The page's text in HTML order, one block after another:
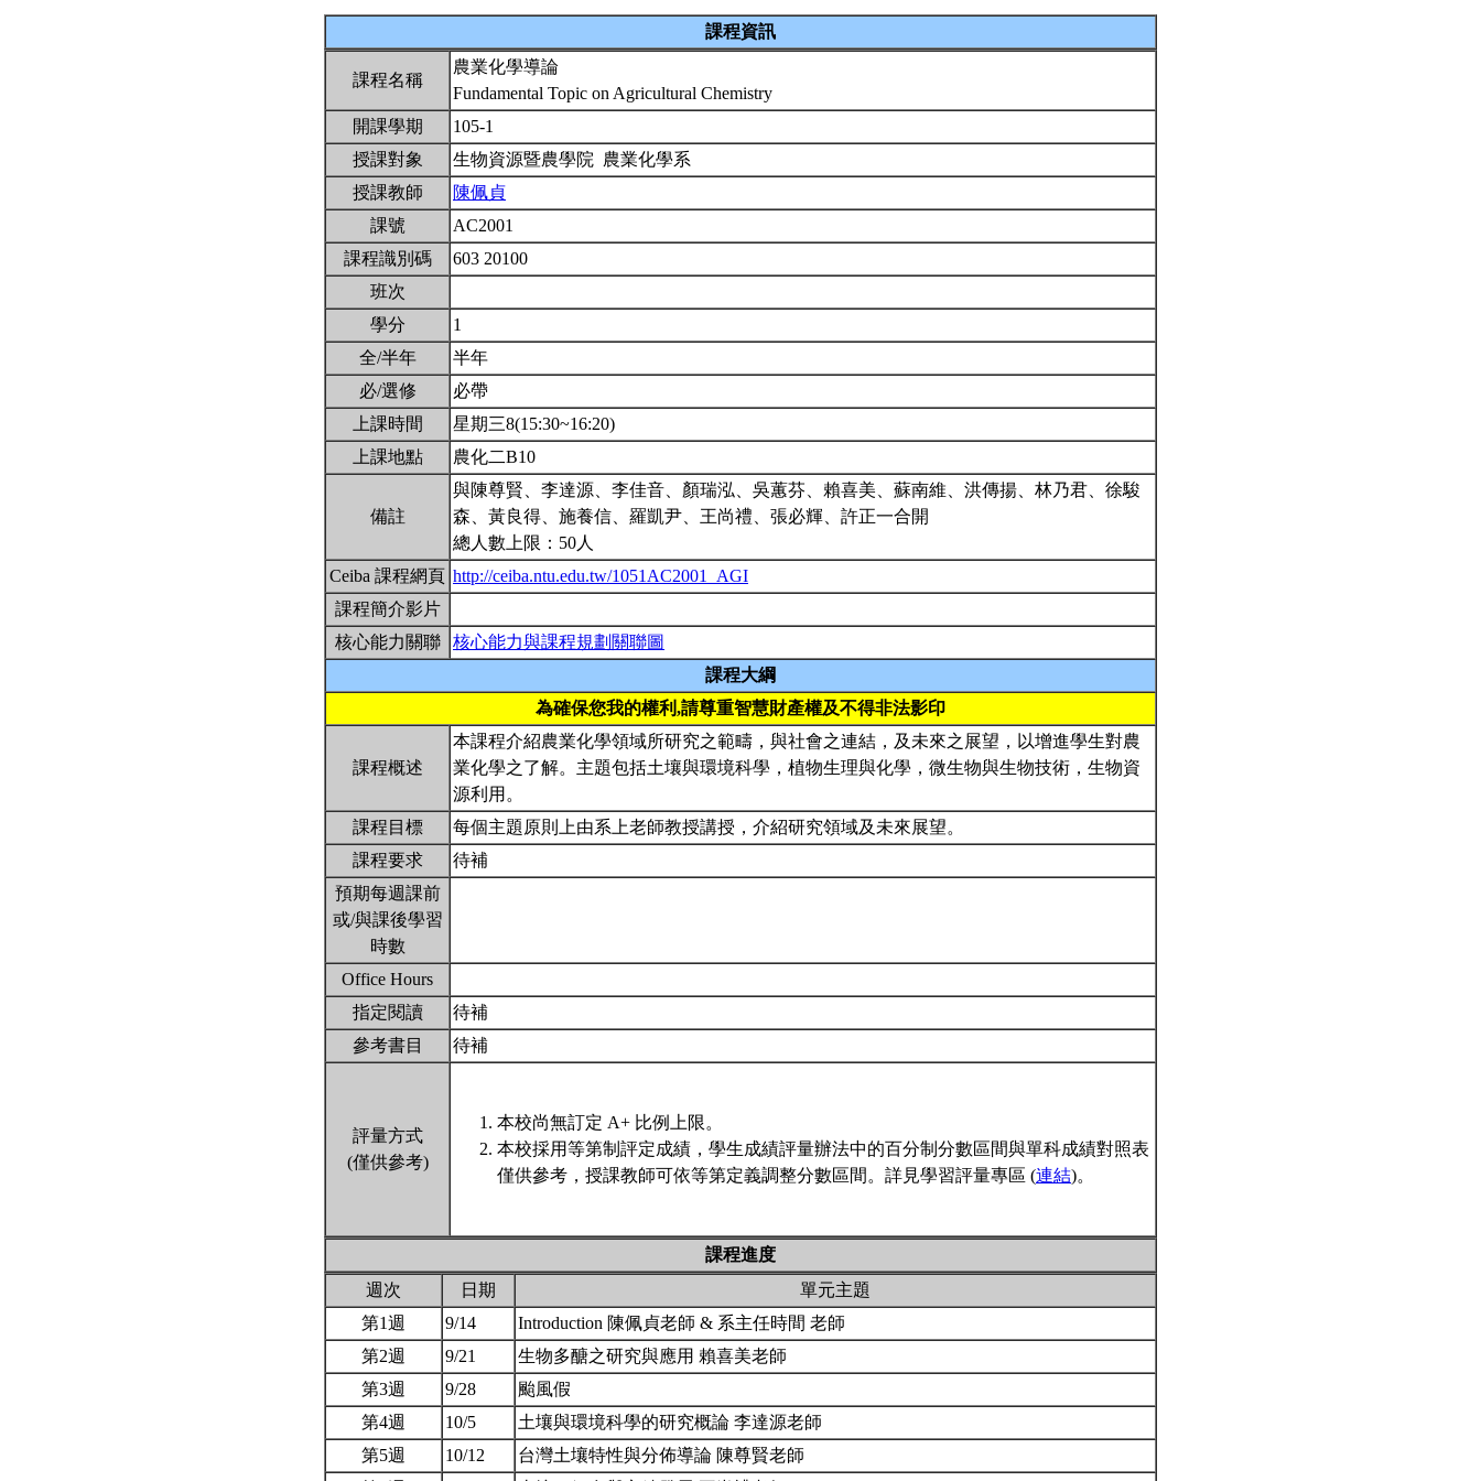
課程資訊
課程名稱
農業化學導論
Fundamental Topic on Agricultural Chemistry
開課學期
105-1
授課對象
生物資源暨農學院 農業化學系
授課教師
陳佩貞
課號
AC2001
課程識別碼
603 20100
班次
學分
1
全/半年
半年
必/選修
必帶
上課時間
星期三8(15:30~16:20)
上課地點
農化二B10
備註
與陳尊賢、李達源、李佳音、顏瑞泓、吳蕙芬、賴喜美、蘇南維、洪傳揚、林乃君、徐駿
森、黃良得、施養信、羅凱尹、王尚禮、張必輝、許正一合開
總人數上限：50人
Ceiba 課程網頁 http://ceiba.ntu.edu.tw/1051AC2001_AGI
課程簡介影片
核心能力關聯
核心能力與課程規劃關聯圖
課程大綱
為確保您我的權利,請尊重智慧財產權及不得非法影印
課程概述
本課程介紹農業化學領域所研究之範疇，與社會之連結，及未來之展望，以增進學生對農
業化學之了解。主題包括土壤與環境科學，植物生理與化學，微生物與生物技術，生物資
源利用。
課程目標
每個主題原則上由系上老師教授講授，介紹研究領域及未來展望。
課程要求
待補
預期每週課前
或/與課後學習
時數
Office Hours
指定閱讀
待補
參考書目
待補
評量方式
(僅供參考)
本校尚無訂定 A+ 比例上限。
本校採用等第制評定成績，學生成績評量辦法中的百分制分數區間與單科成績對照表
僅供參考，授課教師可依等第定義調整分數區間。詳見學習評量專區 (連結)。
課程進度
週次
日期
單元主題
第1週
9/14
Introduction 陳佩貞老師 & 系主任時間 老師
第2週
9/21
生物多醣之研究與應用 賴喜美老師
第3週
9/28
颱風假
第4週
10/5
土壤與環境科學的研究概論 李達源老師
第5週
10/12
台灣土壤特性與分佈導論 陳尊賢老師